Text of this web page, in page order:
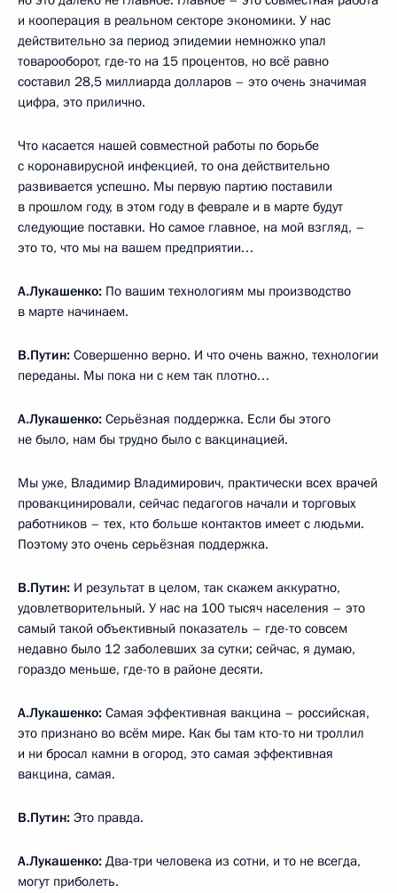
и кооперация в реальном секторе экономики. У нас
действительно за период эпидемии немножко упал
товарооборот, где-то на 15 процентов, но всё равно
составил 28,5 миллиарда долларов – это очень значимая
цифра, это прилично.
Что касается нашей совместной работы по борьбе
с коронавирусной инфекцией, то она действительно
развивается успешно. Мы первую партию поставили
в прошлом году, в этом году в феврале и в марте будут
следующие поставки. Но самое главное, на мой взгляд, –
это то, что мы на вашем предприятии…
А.Лукашенко: По вашим технологиям мы производство
в марте начинаем.
В.Путин: Совершенно верно. И что очень важно, технологии
переданы. Мы пока ни с кем так плотно…
А.Лукашенко: Серьёзная поддержка. Если бы этого
не было, нам бы трудно было с вакцинацией.
Мы уже, Владимир Владимирович, практически всех врачей
провакцинировали, сейчас педагогов начали и торговых
работников – тех, кто больше контактов имеет с людьми.
Поэтому это очень серьёзная поддержка.
В.Путин: И результат в целом, так скажем аккуратно,
удовлетворительный. У нас на 100 тысяч населения – это
самый такой объективный показатель – где-то совсем
недавно было 12 заболевших за сутки; сейчас, я думаю,
гораздо меньше, где-то в районе десяти.
А.Лукашенко: Самая эффективная вакцина – российская,
это признано во всём мире. Как бы там кто-то ни троллил
и ни бросал камни в огород, это самая эффективная
вакцина, самая.
В.Путин: Это правда.
А.Лукашенко: Два-три человека из сотни, и то не всегда,
могут приболеть.